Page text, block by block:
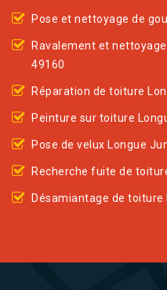
Pose et nettoyage de
Ravalement et
49160
Réparation de toiture
Peinture sur toiture
Pose de velux Longue
Recherche fuite de
Désamiantage de